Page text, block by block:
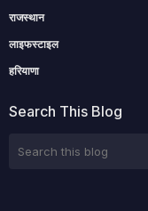
राजस्थान
लाइफस्टाइल
हरियाणा
Search This Blog